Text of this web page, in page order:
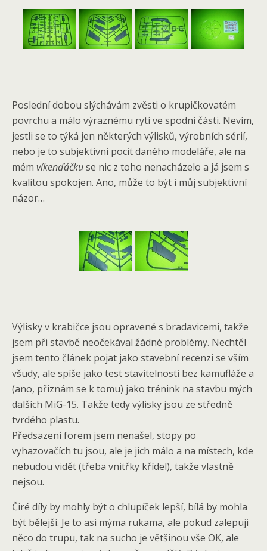
Poslední dobou slýchávám zvěsti o krupičkovatém
povrchu a málo výraznému rytí ve spodní části. Nevím,
jestli se to týká jen některých výlisků, výrobních sérií,
nebo je to subjektivní pocit daného modeláře, ale na
mém víkenďáčkuse nic z toho nenacházelo a já jsem s
kvalitou spokojen. Ano, může to být i můj subjektivní
názor…
Výlisky v krabičce jsou opravené s bradavicemi, takže
jsem při stavbě neočekával žádné problémy. Nechtěl
jsem tento článek pojat jako stavební recenzi se vším
všudy, ale spíše jako test stavitelnosti bez kamufláže a
(ano, přiznám se k tomu) jako trénink na stavbu mých
dalších MiG-15. Takže tedy výlisky jsou ze středně
tvrdého plastu.
Předsazení forem jsem nenašel, stopy po
vyhazovačích tu jsou, ale je jich málo a na místech, kde
nebudou vidět (třeba vnitřky křídel), takže vlastně
nejsou.
Čiré díly by mohly být o chlupíček lepší, bílá by mohla
být bělejší. Je to asi mýma rukama, ale pokud zalepuji
něco do trupu, tak na sucho je většinou vše OK, ale